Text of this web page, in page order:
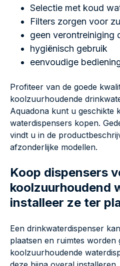
Selectie met koud
Filters zorgen voor
geen verontreiniging
hygiënisch gebruik
eenvoudige
Profiteer van de goede
koolzuurhoudende
Aquadona kunt u geschikte
waterdispensers kopen.
vindt u in de
afzonderlijke modellen.
Koop dispensers
koolzuurhoudend
installeer ze ter
Een drinkwaterdispenser
plaatsen en ruimtes worden
koolzuurhoudende